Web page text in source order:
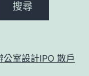
搜尋
室設計IPO 散戶